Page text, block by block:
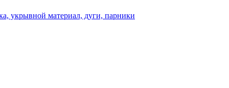
укрывной материал, дуги, парники